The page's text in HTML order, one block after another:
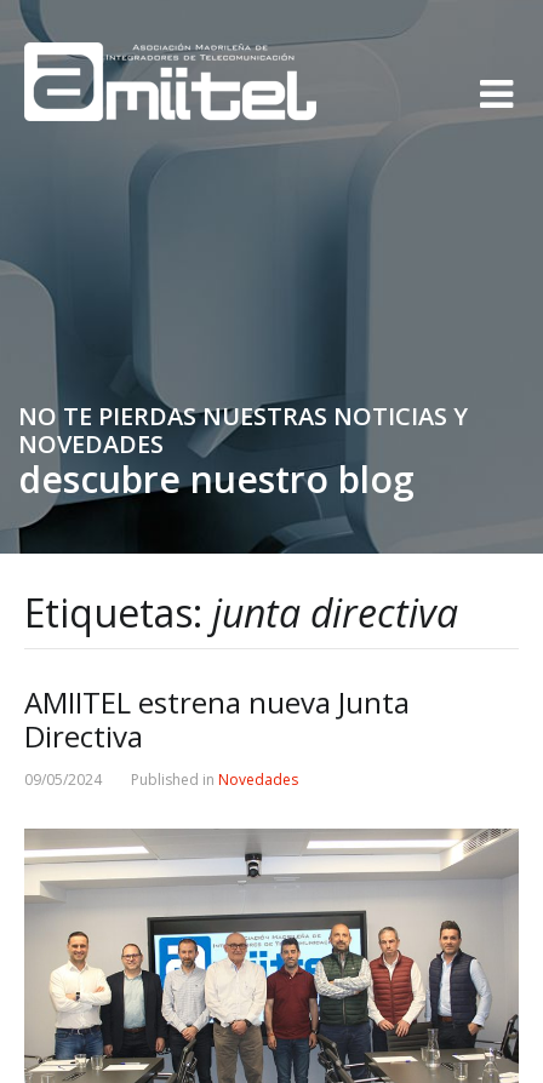
NO TE PIERDAS NUESTRAS NOTICIAS Y
NOVEDADES
descubre nuestro blog
Etiquetas: junta directiva
AMIITEL estrena nueva Junta
Directiva
09/05/2024 Published in Novedades